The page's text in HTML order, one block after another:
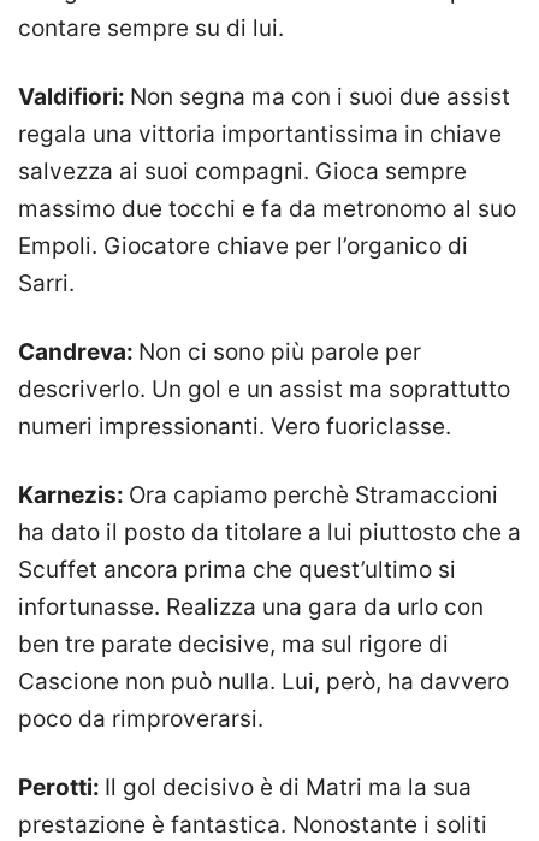
contare sempre su di lui.
Valdifiori: Non segna ma con i suoi due assist
regala una vittoria importantissima in chiave
salvezza ai suoi compagni. Gioca sempre
massimo due tocchi e fa da metronomo al suo
Empoli. Giocatore chiave per l’organico di
Sarri.
Candreva: Non ci sono più parole per
descriverlo. Un gol e un assist ma soprattutto
numeri impressionanti. Vero fuoriclasse.
Karnezis: Ora capiamo perchè Stramaccioni
ha dato il posto da titolare a lui piuttosto che a
Scuffet ancora prima che quest’ultimo si
infortunasse. Realizza una gara da urlo con
ben tre parate decisive, ma sul rigore di
Cascione non può nulla. Lui, però, ha davvero
poco da rimproverarsi.
Perotti: Il gol decisivo è di Matri ma la sua
prestazione è fantastica. Nonostante i soliti